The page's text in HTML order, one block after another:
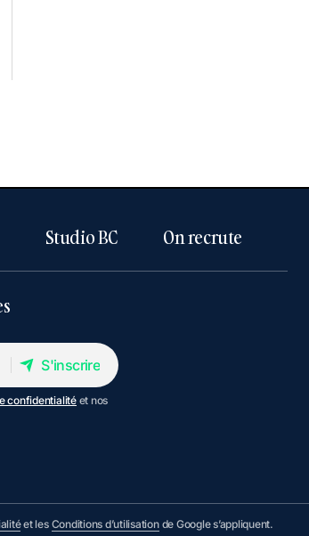
Studio BC On recrute
S'inscrire
S'inscrire
confidentialitéet nos
et les Conditions d’utilisationde Google s’appliquent.